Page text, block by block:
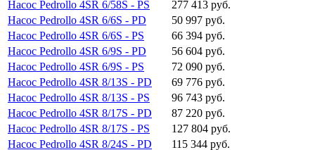
Насос Pedrollo 4SR 6/58S - PS
277 413 руб.
Насос Pedrollo 4SR 6/6S - PD
50 997 руб.
Насос Pedrollo 4SR 6/6S - PS
66 394 руб.
Насос Pedrollo 4SR 6/9S - PD
56 604 руб.
Насос Pedrollo 4SR 6/9S - PS
72 090 руб.
Насос Pedrollo 4SR 8/13S - PD
69 776 руб.
Насос Pedrollo 4SR 8/13S - PS
96 743 руб.
Насос Pedrollo 4SR 8/17S - PD
87 220 руб.
Насос Pedrollo 4SR 8/17S - PS
127 804 руб.
Насос Pedrollo 4SR 8/24S - PD
115 344 руб.